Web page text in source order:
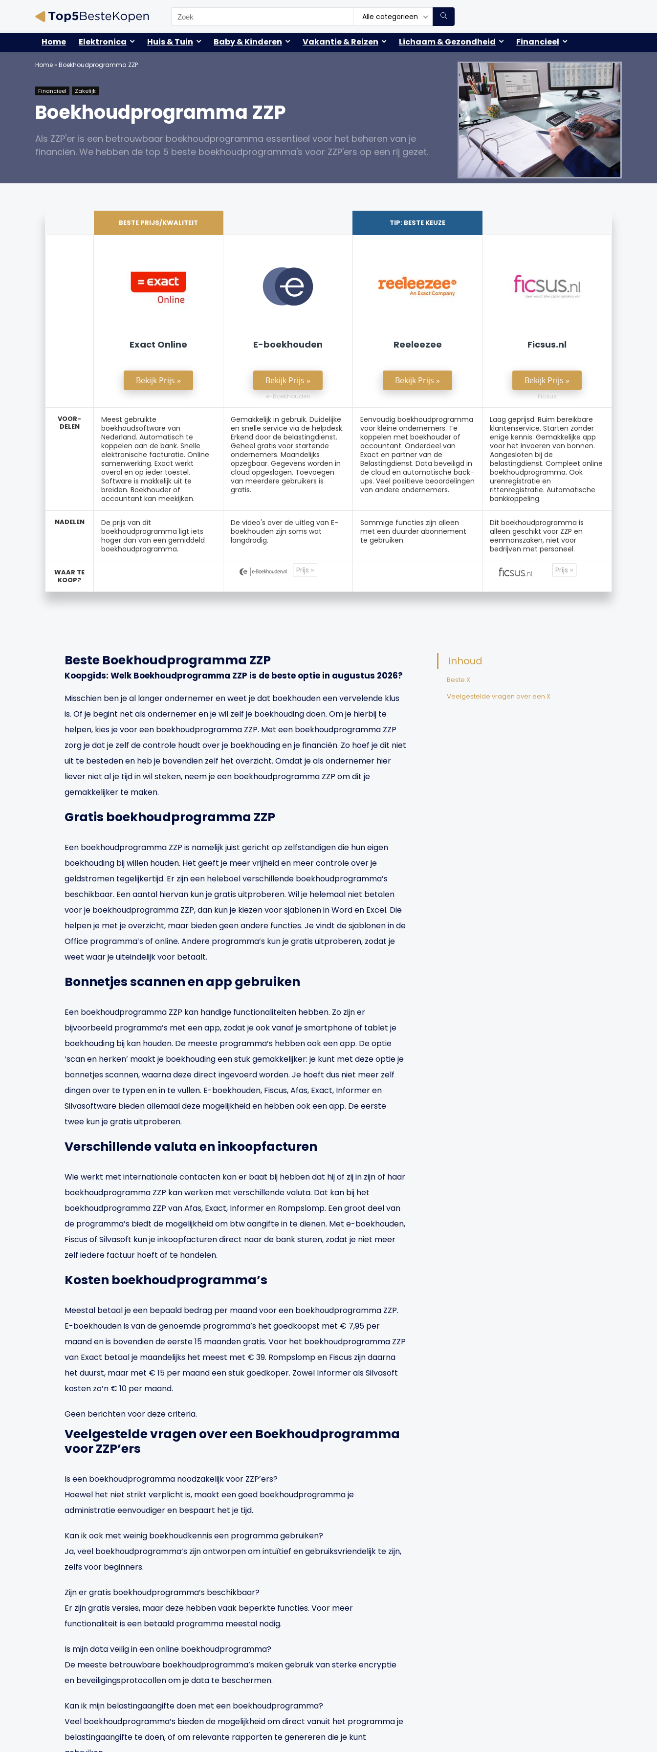
Search
for:
Alle categorieën
Home Elektronica Huis & Tuin Baby & Kinderen Vakantie & Reizen Lichaam & Gezondheid Financieel
Home» Boekhoudprogramma ZZP
Financieel Zakelijk
Boekhoudprogramma ZZP
Als ZZP'er is een betrouwbaar boekhoudprogramma essentieel voor het beheren van je
financiën. We hebben de top 5 beste boekhoudprogramma's voor ZZP'ers op een rij gezet.
VOOR-
DELEN
NADELEN
WAAR TE
KOOP?
BESTE PRIJS/KWALITEIT
Exact Online
Bekijk Prijs »
Meest gebruikte
boekhoudsoftware van
Nederland. Automatisch te
koppelen aan de bank. Snelle
elektronische facturatie. Online
samenwerking. Exact werkt
overal en op ieder toestel.
Software is makkelijk uit te
breiden. Boekhouder of
accountant kan meekijken.
De prijs van dit
boekhoudprogramma ligt iets
hoger dan van een gemiddeld
boekhoudprogramma.
E-boekhouden
Bekijk Prijs »
e-Boekhouden
Gemakkelijk in gebruik. Duidelijke
en snelle service via de helpdesk.
Erkend door de belastingdienst.
Geheel gratis voor startende
ondernemers. Maandelijks
opzegbaar. Gegevens worden in
cloud opgeslagen. Toevoegen
van meerdere gebruikers is
gratis.
De video's over de uitleg van E-
boekhouden zijn soms wat
langdradig.
Prijs »
TIP: BESTE KEUZE
Reeleezee
Bekijk Prijs »
Eenvoudig boekhoudprogramma
voor kleine ondernemers. Te
koppelen met boekhouder of
accountant. Onderdeel van
Exact en partner van de
Belastingdienst. Data beveiligd in
de cloud en automatische back-
ups. Veel positieve beoordelingen
van andere ondernemers.
Sommige functies zijn alleen
met een duurder abonnement
te gebruiken.
Ficsus.nl
Bekijk Prijs »
Ficsus
Laag geprijsd. Ruim bereikbare
klantenservice. Starten zonder
enige kennis. Gemakkelijke app
voor het invoeren van bonnen.
Aangesloten bij de
belastingdienst. Compleet online
boekhoudprogramma. Ook
urenregistratie en
rittenregistratie. Automatische
bankkoppeling.
Dit boekhoudprogramma is
alleen geschikt voor ZZP en
eenmanszaken, niet voor
bedrijven met personeel.
Prijs »
Beste Boekhoudprogramma ZZP
Koopgids: Welk Boekhoudprogramma ZZP is de beste optie in augustus 2026?
Misschien ben je al langer ondernemer en weet je dat boekhouden een vervelende klus
is. Of je begint net als ondernemer en je wil zelf je boekhouding doen. Om je hierbij te
helpen, kies je voor een boekhoudprogramma ZZP. Met een boekhoudprogramma ZZP
zorg je dat je zelf de controle houdt over je boekhouding en je financiën. Zo hoef je dit niet
uit te besteden en heb je bovendien zelf het overzicht. Omdat je als ondernemer hier
liever niet al je tijd in wil steken, neem je een boekhoudprogramma ZZP om dit je
gemakkelijker te maken.
Gratis boekhoudprogramma ZZP
Een boekhoudprogramma ZZP is namelijk juist gericht op zelfstandigen die hun eigen
boekhouding bij willen houden. Het geeft je meer vrijheid en meer controle over je
geldstromen tegelijkertijd. Er zijn een heleboel verschillende boekhoudprogramma’s
beschikbaar. Een aantal hiervan kun je gratis uitproberen. Wil je helemaal niet betalen
voor je boekhoudprogramma ZZP, dan kun je kiezen voor sjablonen in Word en Excel. Die
helpen je met je overzicht, maar bieden geen andere functies. Je vindt de sjablonen in de
Office programma’s of online. Andere programma’s kun je gratis uitproberen, zodat je
weet waar je uiteindelijk voor betaalt.
Bonnetjes scannen en app gebruiken
Een boekhoudprogramma ZZP kan handige functionaliteiten hebben. Zo zijn er
bijvoorbeeld programma’s met een app, zodat je ook vanaf je smartphone of tablet je
boekhouding bij kan houden. De meeste programma’s hebben ook een app. De optie
‘scan en herken’ maakt je boekhouding een stuk gemakkelijker: je kunt met deze optie je
bonnetjes scannen, waarna deze direct ingevoerd worden. Je hoeft dus niet meer zelf
dingen over te typen en in te vullen. E-boekhouden, Fiscus, Afas, Exact, Informer en
Silvasoftware bieden allemaal deze mogelijkheid en hebben ook een app. De eerste
twee kun je gratis uitproberen.
Verschillende valuta en inkoopfacturen
Wie werkt met internationale contacten kan er baat bij hebben dat hij of zij in zijn of haar
boekhoudprogramma ZZP kan werken met verschillende valuta. Dat kan bij het
boekhoudprogramma ZZP van Afas, Exact, Informer en Rompslomp. Een groot deel van
de programma’s biedt de mogelijkheid om btw aangifte in te dienen. Met e-boekhouden,
Fiscus of Silvasoft kun je inkoopfacturen direct naar de bank sturen, zodat je niet meer
zelf iedere factuur hoeft af te handelen.
Kosten boekhoudprogramma’s
Meestal betaal je een bepaald bedrag per maand voor een boekhoudprogramma ZZP.
E-boekhouden is van de genoemde programma’s het goedkoopst met € 7,95 per
maand en is bovendien de eerste 15 maanden gratis. Voor het boekhoudprogramma ZZP
van Exact betaal je maandelijks het meest met € 39. Rompslomp en Fiscus zijn daarna
het duurst, maar met € 15 per maand een stuk goedkoper. Zowel Informer als Silvasoft
kosten zo’n € 10 per maand.
Geen berichten voor deze criteria.
Veelgestelde vragen over een Boekhoudprogramma
voor ZZP’ers
Is een boekhoudprogramma noodzakelijk voor ZZP’ers?
Hoewel het niet strikt verplicht is, maakt een goed boekhoudprogramma je
administratie eenvoudiger en bespaart het je tijd.
Kan ik ook met weinig boekhoudkennis een programma gebruiken?
Ja, veel boekhoudprogramma’s zijn ontworpen om intuïtief en gebruiksvriendelijk te zijn,
zelfs voor beginners.
Zijn er gratis boekhoudprogramma’s beschikbaar?
Er zijn gratis versies, maar deze hebben vaak beperkte functies. Voor meer
functionaliteit is een betaald programma meestal nodig.
Is mijn data veilig in een online boekhoudprogramma?
De meeste betrouwbare boekhoudprogramma’s maken gebruik van sterke encryptie
en beveiligingsprotocollen om je data te beschermen.
Kan ik mijn belastingaangifte doen met een boekhoudprogramma?
Veel boekhoudprogramma’s bieden de mogelijkheid om direct vanuit het programma je
belastingaangifte te doen, of om relevante rapporten te genereren die je kunt
Inhoud
Beste X
Veelgestelde vragen over een X